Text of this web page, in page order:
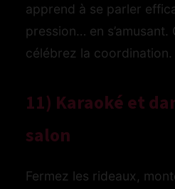
apprend à se parler
pression… en s’amusant.
célébrez la coordination.
11) Karaoké et
salon
Fermez les rideaux,